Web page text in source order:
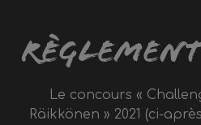
Le concours «
Räikkönen » 2021 (ci-